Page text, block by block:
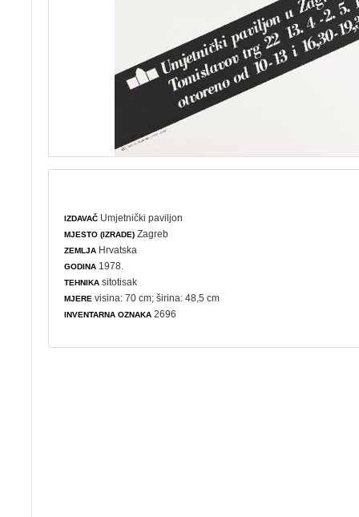
IZDAVAČ Umjetnički paviljon
MJESTO (IZRADE) Zagreb
ZEMLJA Hrvatska
GODINA 1978.
TEHNIKA sitotisak
MJERE visina: 70 cm; širina: 48,5 cm
INVENTARNA OZNAKA 2696